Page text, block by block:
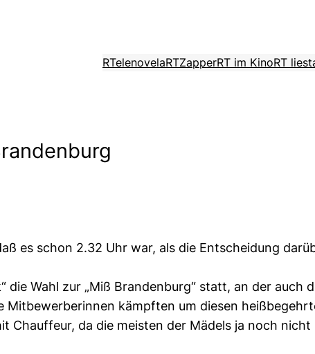
RTelenovelaRTZapperRT im KinoRT liest
es schon 2.32 Uhr war, als die Entscheidung
Wahl zur „Miß Brandenburg“ statt, an der auch
Mitbewerberinnen kämpften um diesen
Chauffeur, da die meisten der Mädels ja noch